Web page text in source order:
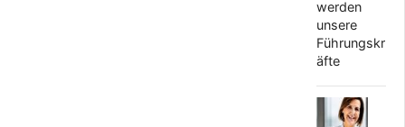
werden
unsere
Führungskr
äfte